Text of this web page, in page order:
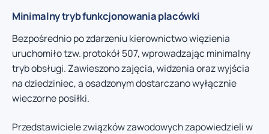
Minimalny tryb funkcjonowania placówki
Bezpośrednio po zdarzeniu kierownictwo więzienia
uruchomiło tzw. protokół 507, wprowadzając minimalny
tryb obsługi. Zawieszono zajęcia, widzenia oraz wyjścia
na dziedziniec, a osadzonym dostarczano wyłącznie
wieczorne posiłki.
Przedstawiciele związków zawodowych zapowiedzieli w